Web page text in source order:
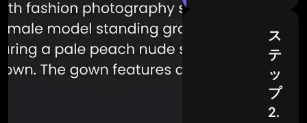
ス
テ
ッ
プ
2.